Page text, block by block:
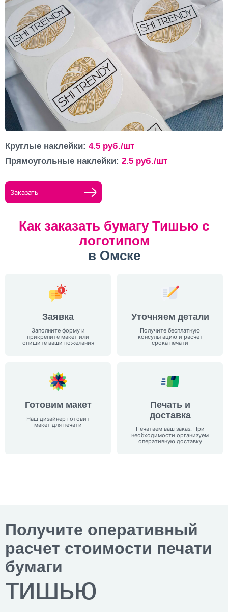
Круглые наклейки: 4.5 руб./шт
Прямоугольные наклейки: 2.5 руб./шт
Заказать
Как заказать бумагу Тишью с
логотипом
в Омске
Заявка
Заполните форму и
прикрепите макет или
опишите ваши пожелания
Уточняем детали
Получите бесплатную
консультацию и расчет
срока печати
Готовим макет
Наш дизайнер готовит
макет для печати
Печать и
доставка
Печатаем ваш заказ. При
необходимости организуем
оперативную доставку
Получите оперативный
расчет стоимости печати
бумаги
тишью